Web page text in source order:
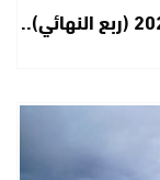
كأس أمم إفريقيا للسيدات – المغرب 2026 (ربع النهائي)..